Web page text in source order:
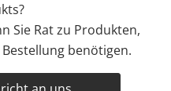
Sie Rat zu Produkten,
benötigen.